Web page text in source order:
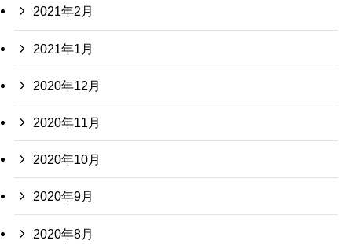
2021年2月
2021年1月
2020年12月
2020年11月
2020年10月
2020年9月
2020年8月